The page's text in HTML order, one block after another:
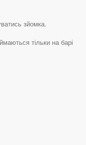
зйомка.
тільки на барі